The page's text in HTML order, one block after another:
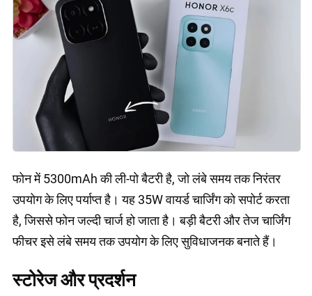
फोन में 5300mAh की ली-पो बैटरी है, जो लंबे समय तक निरंतर
उपयोग के लिए पर्याप्त है। यह 35W वायर्ड चार्जिंग को सपोर्ट करता
है, जिससे फोन जल्दी चार्ज हो जाता है। बड़ी बैटरी और तेज चार्जिंग
फीचर इसे लंबे समय तक उपयोग के लिए सुविधाजनक बनाते हैं।
स्टोरेज और प्रदर्शन